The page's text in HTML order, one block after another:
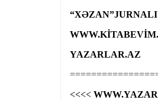
“XƏZAN”JURNALI
YAZARLAR.AZ
<<<<